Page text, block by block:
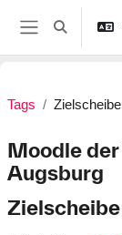
Skip to main content
Side panel
Toggle
Tags Zielscheibe
Moodle
Augsburg
Zielscheibe